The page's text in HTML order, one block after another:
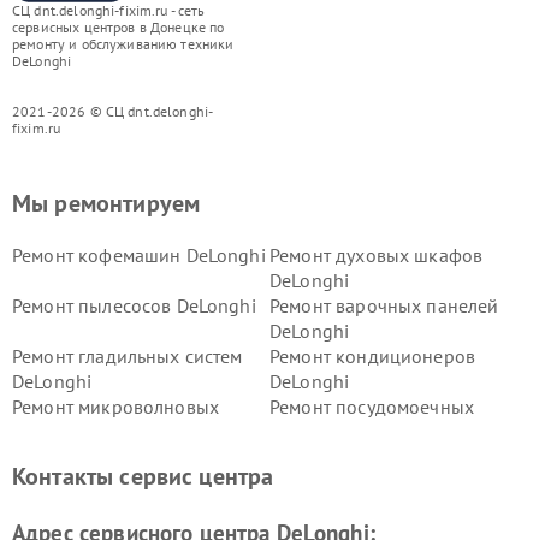
СЦ dnt.delonghi-fixim.ru - сеть
сервисных центров в Донецке по
ремонту и обслуживанию техники
DeLonghi
2021-2026 © СЦ dnt.delonghi-
fixim.ru
Мы ремонтируем
Ремонт кофемашин DeLonghi Ремонт духовых шкафов
DeLonghi
Ремонт пылесосов DeLonghi
Ремонт варочных панелей
DeLonghi
Ремонт гладильных систем
DeLonghi
Ремонт кондиционеров
DeLonghi
Ремонт микроволновых
Ремонт посудомоечных
DeLonghi
DeLonghi
Контакты сервис центра
Адрес сервисного центра DeLonghi: